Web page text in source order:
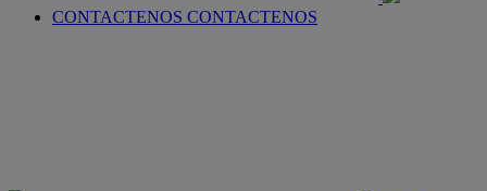
CONTACTENOS CONTACTENOS